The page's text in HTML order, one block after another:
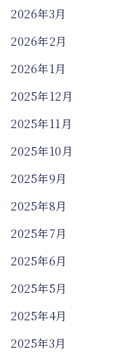
2026年3月
2026年2月
2026年1月
2025年12月
2025年11月
2025年10月
2025年9月
2025年8月
2025年7月
2025年6月
2025年5月
2025年4月
2025年3月